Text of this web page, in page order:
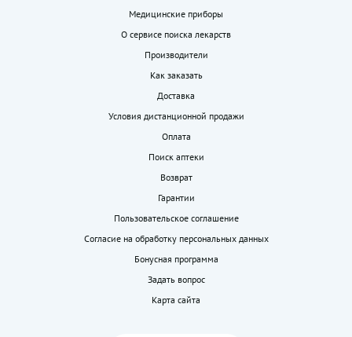
Медицинские приборы
О сервисе поиска лекарств
Производители
Как заказать
Доставка
Условия дистанционной продажи
Оплата
Поиск аптеки
Возврат
Гарантии
Пользовательское соглашение
Согласие на обработку персональных данных
Бонусная программа
Задать вопрос
Карта сайта